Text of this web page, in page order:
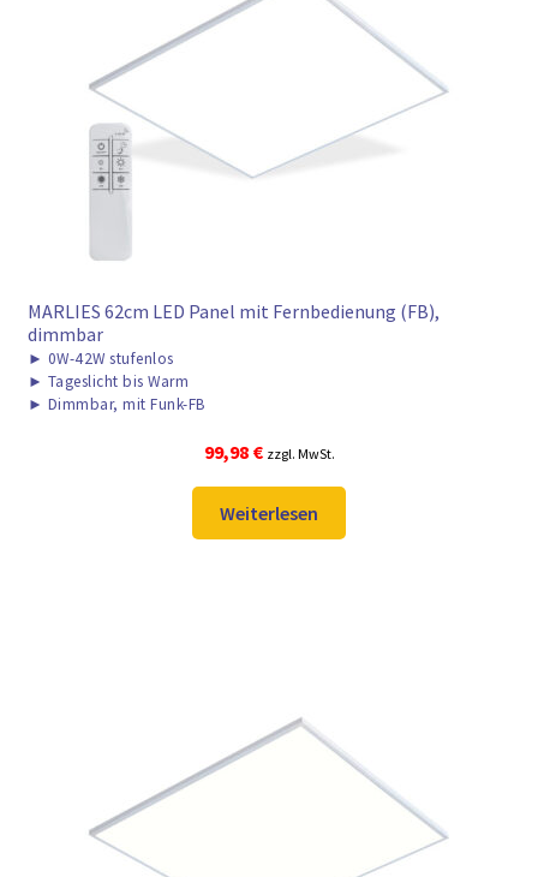
MARLIES 62cm LED Panel mit Fernbedienung (FB),
dimmbar
► 0W-42W stufenlos
► Tageslicht bis Warm
► Dimmbar, mit Funk-FB
99,98 € zzgl. MwSt.
Weiterlesen